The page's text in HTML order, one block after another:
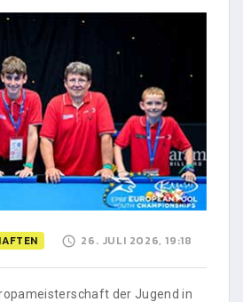
26. JULI 2026, 19:18
der Jugend in